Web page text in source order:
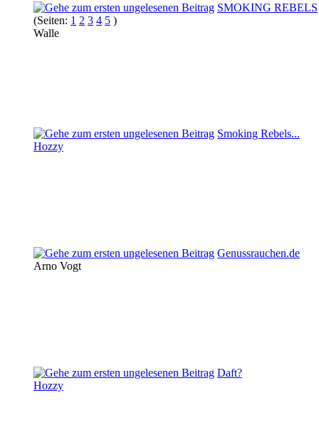
SMOKING REBELS
(Seiten: 1 2 3 4 5 )
Walle
Smoking Rebels...
Hozzy
Genussrauchen.de
Arno Vogt
Daft?
Hozzy